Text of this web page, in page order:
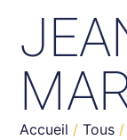
Accueil /Tous /